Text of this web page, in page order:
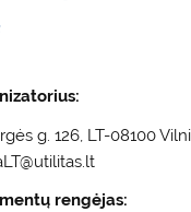
g. 126, LT-08100
rengėjas: